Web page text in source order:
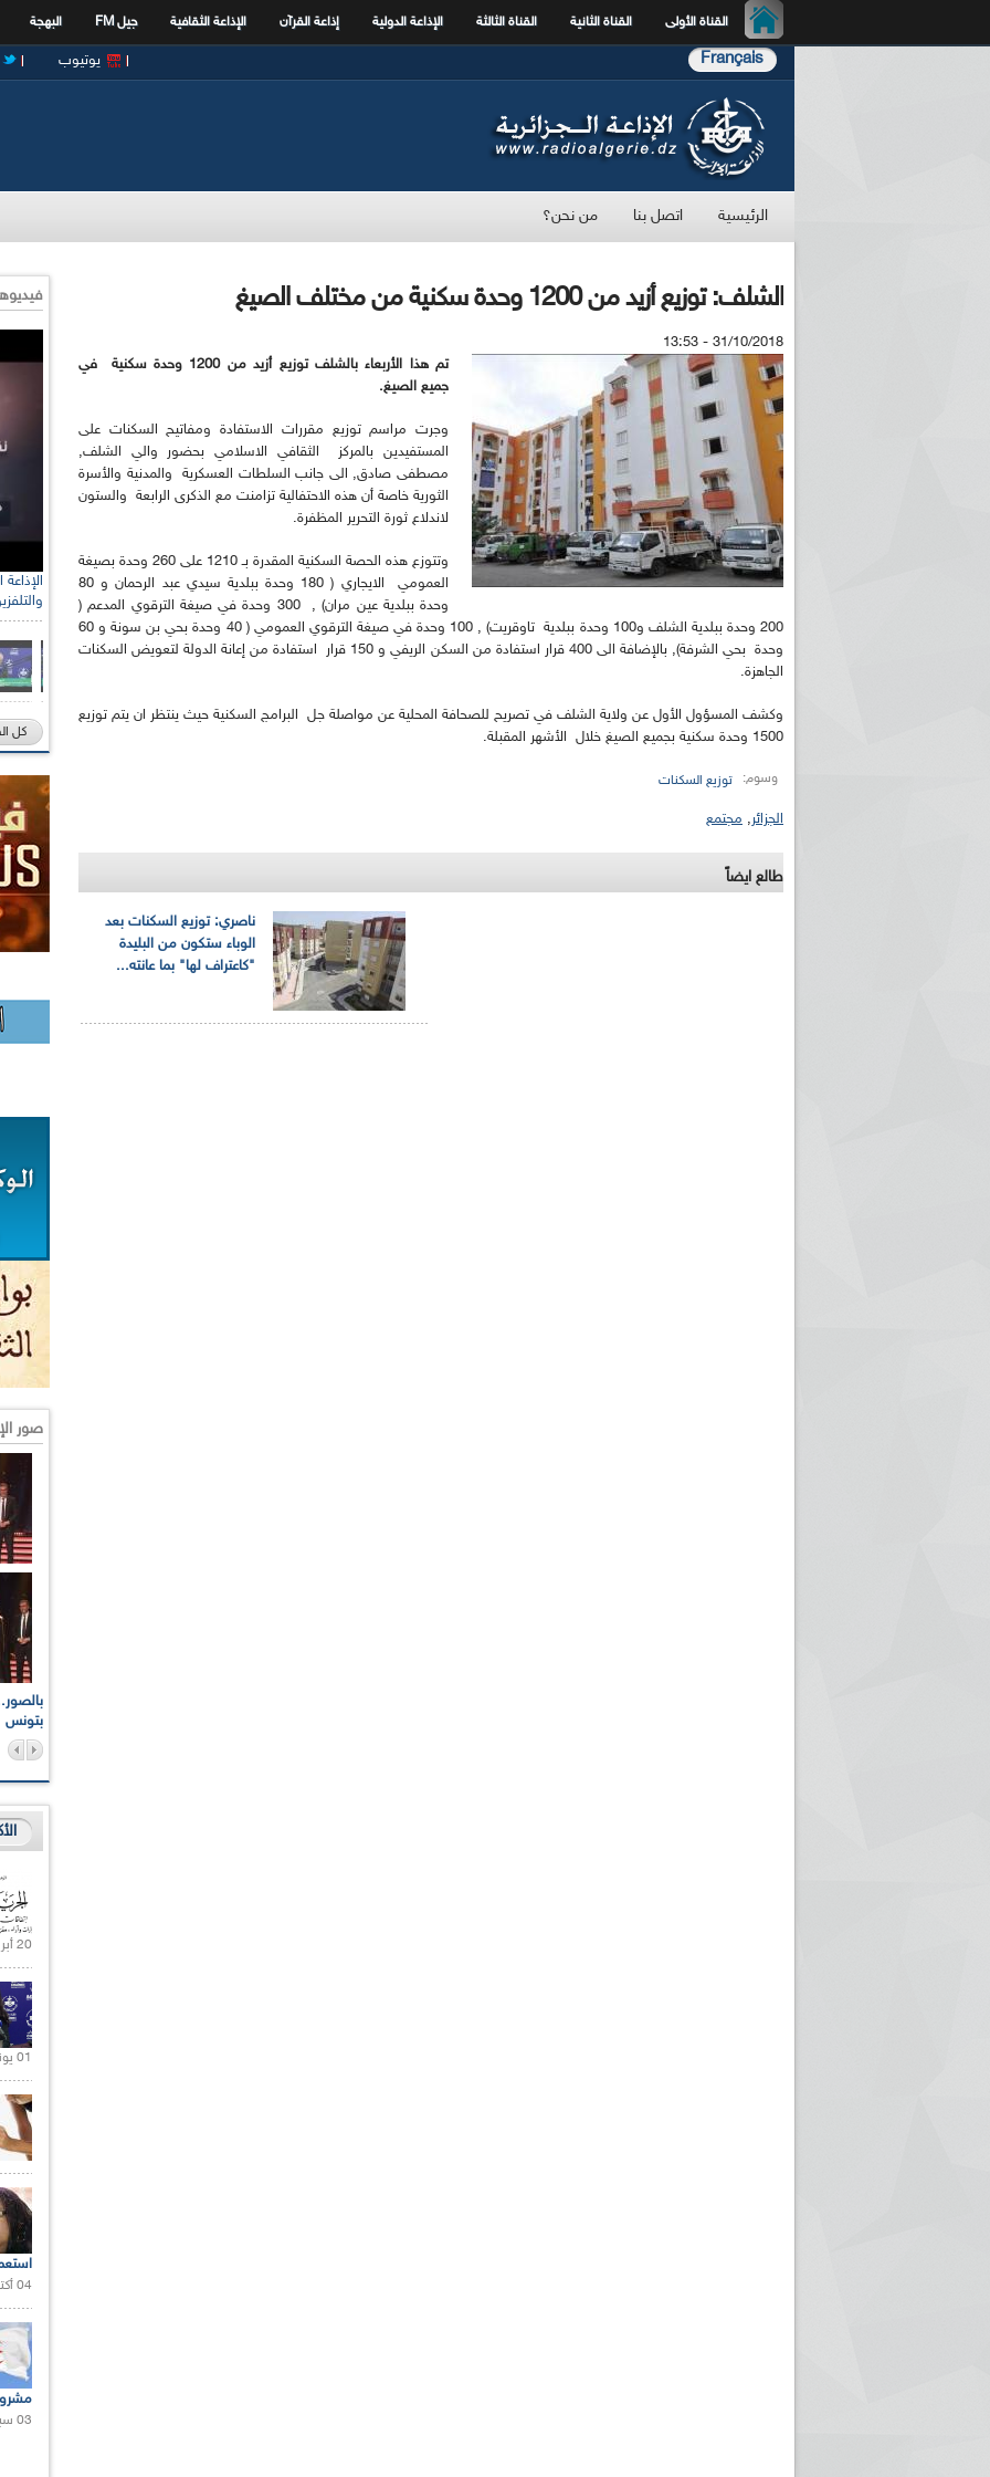
القناة الأولى القناة الثانية القناة الثالثة الإذاعة الدولية إذاعة القرآن الإذاعة الثقافية جيل FM البهجة
Français يوتيوب
الرئيسية اتصل بنا من نحن؟
الشلف: توزيع أزيد من 1200 وحدة سكنية من مختلف الصيغ
31/10/2018 - 13:53
تم هذا الأربعاء بالشلف توزيع أزيد من 1200 وحدة سكنية في
جميع الصيغ.
وجرت مراسم توزيع مقررات الاستفادة ومفاتيح السكنات على
المستفيدين بالمركز الثقافي الاسلامي بحضور والي الشلف,
مصطفى صادق, الى جانب السلطات العسكرية والمدنية والأسرة
الثورية خاصة أن هذه الاحتفالية تزامنت مع الذكرى الرابعة والستون
لاندلاع ثورة التحرير المظفرة.
وتتوزع هذه الحصة السكنية المقدرة بـ 1210 على 260 وحدة بصيغة
العمومي الايجاري ( 180 وحدة ببلدية سيدي عبد الرحمان و 80
وحدة ببلدية عين مران) , 300 وحدة في صيغة الترقوي المدعم (
200 وحدة ببلدية الشلف و100 وحدة ببلدية تاوقريت) , 100 وحدة في صيغة الترقوي العمومي ( 40 وحدة بحي بن سونة و 60
وحدة بحي الشرفة), بالإضافة الى 400 قرار استفادة من السكن الريفي و 150 قرار استفادة من إعانة الدولة لتعويض السكنات
الجاهزة.
وكشف المسؤول الأول عن ولاية الشلف في تصريح للصحافة المحلية عن مواصلة جل البرامج السكنية حيث ينتظر ان يتم توزيع
1500 وحدة سكنية بجميع الصيغ خلال الأشهر المقبلة.
وسوم: توزيع السكنات
الجزائر, مجتمع
طالع ايضاً
ناصري: توزيع السكنات بعد
الوباء ستكون من البليدة
"كاعتراف لها" بما عانته...
كل
صور
بتونس
20 أبريل 2021 |
01 يونيو 2021 |
04 أكتوبر 2020 |
03 سبتمبر 2020 |